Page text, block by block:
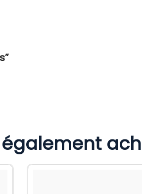
également